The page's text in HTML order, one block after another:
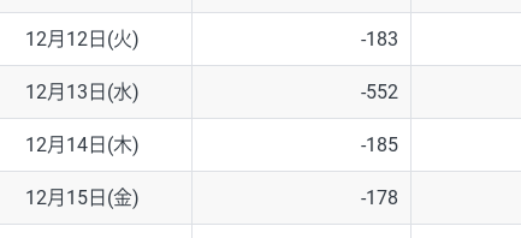
12月12日(火) -183
12月13日(水) -552
12月14日(木) -185
12月15日(金) -178